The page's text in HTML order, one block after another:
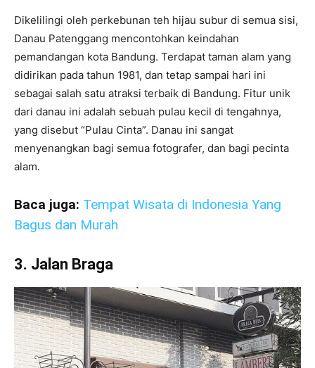
Dikelilingi oleh perkebunan teh hijau subur di semua sisi,
Danau Patenggang mencontohkan keindahan
pemandangan kota Bandung. Terdapat taman alam yang
didirikan pada tahun 1981, dan tetap sampai hari ini
sebagai salah satu atraksi terbaik di Bandung. Fitur unik
dari danau ini adalah sebuah pulau kecil di tengahnya,
yang disebut “Pulau Cinta”. Danau ini sangat
menyenangkan bagi semua fotografer, dan bagi pecinta
alam.
Baca juga: Tempat Wisata di Indonesia Yang
Bagus dan Murah
3. Jalan Braga